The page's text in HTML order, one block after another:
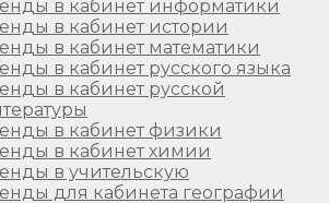
в кабинет информатики
в кабинет истории
в кабинет математики
в кабинет русского языка
в кабинет русской
в кабинет физики
в кабинет химии
в учительскую
для кабинета географии